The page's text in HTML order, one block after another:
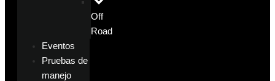
Off
Road
Eventos
Pruebas de
manejo